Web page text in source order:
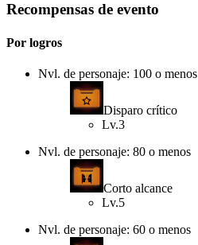
Recompensas de evento
Por logros
Nvl. de personaje: 100 o menos
Disparo crítico
Lv.3
Nvl. de personaje: 80 o menos
Corto alcance
Lv.5
Nvl. de personaje: 60 o menos